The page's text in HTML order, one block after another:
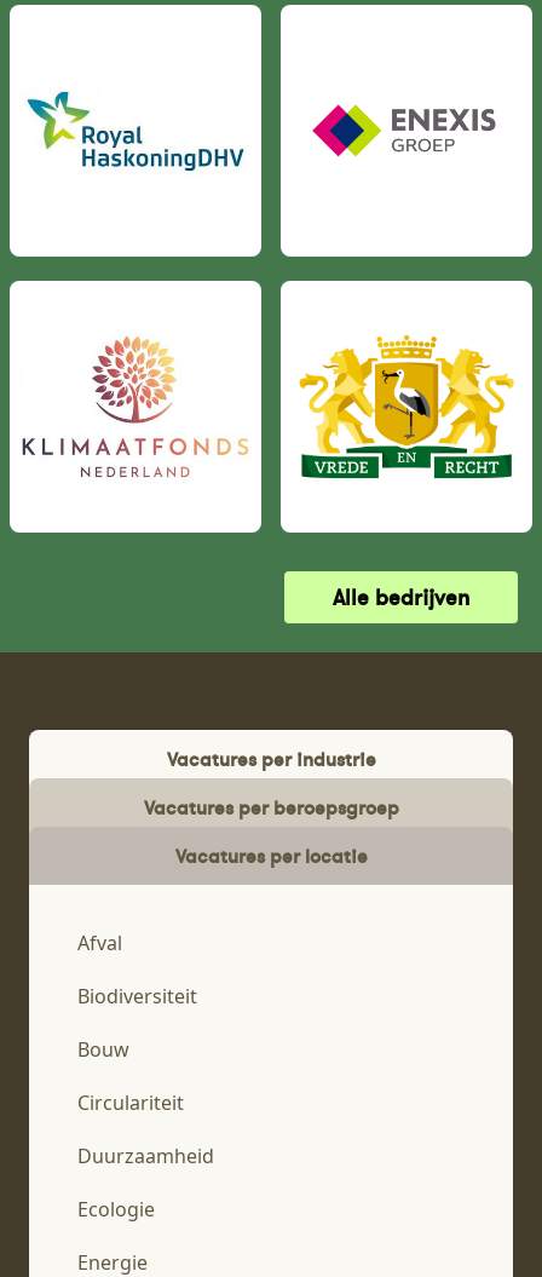
Alle bedrijven
Vacatures per industrie
Vacatures per beroepsgroep
Vacatures per locatie
Afval
Biodiversiteit
Bouw
Circulariteit
Duurzaamheid
Ecologie
Energie